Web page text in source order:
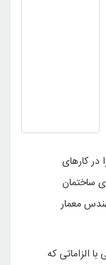
کارهای
ساختمان
معمار
الزاماتی که